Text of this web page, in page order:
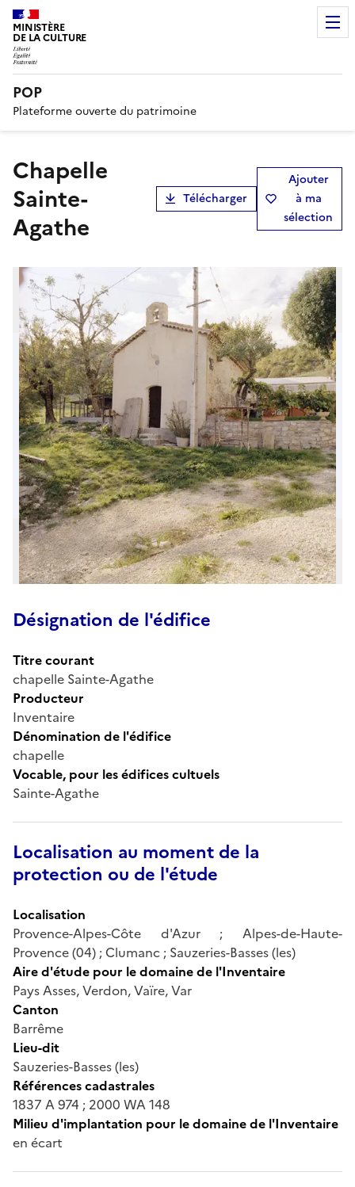
MINISTÈRE
DE LA CULTURE
POP
Plateforme ouverte du patrimoine
chapelle
Sainte-
Agathe
Télécharger
Ajouter
à ma
sélection
Désignation de l'édifice
Titre courant
chapelle Sainte-Agathe
Producteur
Inventaire
Dénomination de l'édifice
chapelle
Vocable, pour les édifices cultuels
Sainte-Agathe
Localisation au moment de la
protection ou de l'étude
Localisation
Provence-Alpes-Côte d'Azur ; Alpes-de-Haute-
Provence (04) ; Clumanc ; Sauzeries-Basses (les)
Aire d'étude pour le domaine de l'Inventaire
Pays Asses, Verdon, Vaïre, Var
Canton
Barrême
Lieu-dit
Sauzeries-Basses (les)
Références cadastrales
1837 A 974 ; 2000 WA 148
Milieu d'implantation pour le domaine de l'Inventaire
en écart